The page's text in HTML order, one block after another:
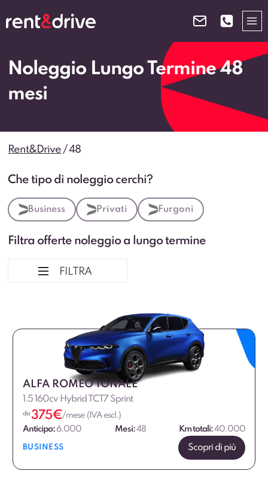
al
Noleggio Lungo Termine 48
mesi
Rent&Drive /48
Che tipo di noleggio cerchi?
Business Privati Furgoni
Filtra offerte noleggio a lungo termine
FILTRA
Tipologia veicolo
Marca Professional
Alimentazione
Dimensione
ALFA ROMEO TONALE
1.5 160cv Hybrid TCT7 Sprint
da 375€/mese (IVA escl.)
Anticipo: 6.000 Mesi:48 Km totali:40.000
BUSINESS Scopri di più